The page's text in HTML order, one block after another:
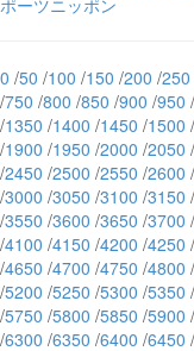
ポーツニッポン
0 /50 /100 /150 /200 /250
/750 /800 /850 /900 /950 /
/1350 /1400 /1450 /1500 /
/1900 /1950 /2000 /2050 /
/2450 /2500 /2550 /2600 /
/3000 /3050 /3100 /3150 /
/3550 /3600 /3650 /3700 /
/4100 /4150 /4200 /4250 /
/4650 /4700 /4750 /4800 /
/5200 /5250 /5300 /5350 /
/5750 /5800 /5850 /5900 /
/6300 /6350 /6400 /6450 /